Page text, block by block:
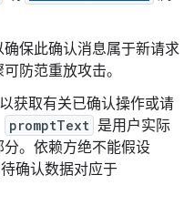
确保此确认消息属于新请求
防范重放攻击。
以获取有关已确认操作或请
promptText 是用户实际
。依赖方绝不能假设
确认数据对应于